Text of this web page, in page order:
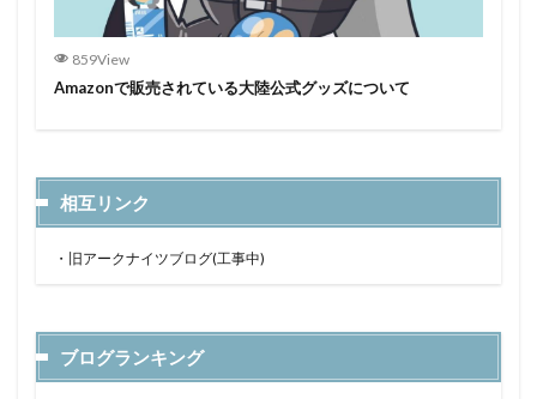
859View
Amazonで販売されている大陸公式グッズについて
相互リンク
・ 旧アークナイツブログ(工事中)
ブログランキング